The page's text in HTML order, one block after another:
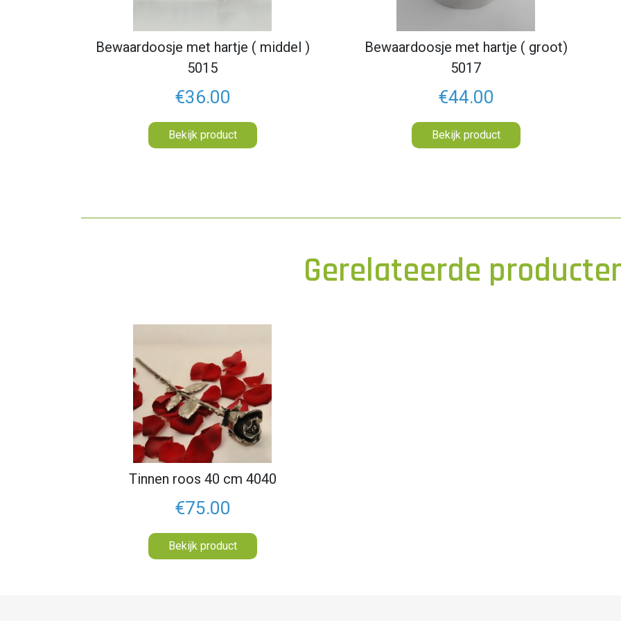
Bewaardoosje met hartje ( middel )
5015
€36.00
Bekijk product
Bewaardoosje met hartje ( groot)
5017
€44.00
Bekijk product
Gerelateerde
Tinnen roos 40 cm 4040
€75.00
Bekijk product